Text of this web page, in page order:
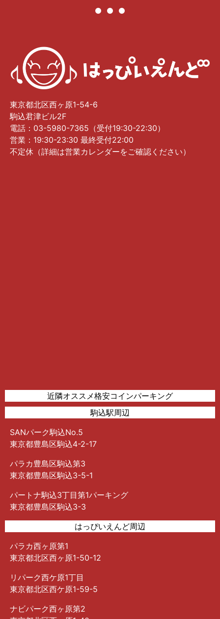
東京都北区西ヶ原1-54-6
駒込君津ビル2F
電話：03-5980-7365（受付19:30-22:30）
営業：19:30-23:30 最終受付22:00
不定休（詳細は営業カレンダーをご確認ください）
近隣オススメ格安コインパーキング
駒込駅周辺
SANパーク駒込No.5
東京都豊島区駒込4-2-17
パラカ豊島区駒込第3
東京都豊島区駒込3-5-1
パートナ駒込3丁目第1パーキング
東京都豊島区駒込3-3
はっぴいえんど周辺
パラカ西ヶ原第1
東京都北区西ヶ原1-50-12
リパーク西ケ原1丁目
東京都北区西ケ原1-59-5
ナビパーク西ヶ原第2